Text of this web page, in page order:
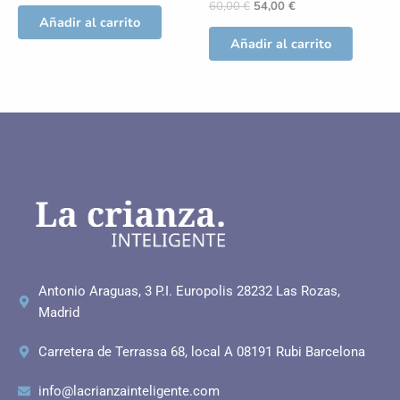
Añadir al carrito
60,00€ 54,00 €
Añadir al carrito
Antonio Araguas, 3 P.I. Europolis 28232 Las Rozas,
Madrid
Carretera de Terrassa 68, local A 08191 Rubi Barcelona
info@lacrianzainteligente.com